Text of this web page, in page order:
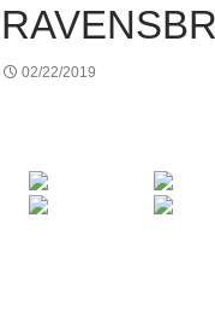
02/22/2019